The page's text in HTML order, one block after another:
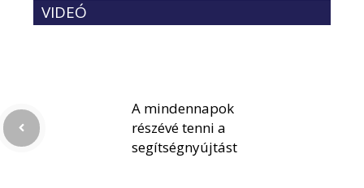
VIDEÓ
A mindennapok
részévé tenni a
segítségnyújtást